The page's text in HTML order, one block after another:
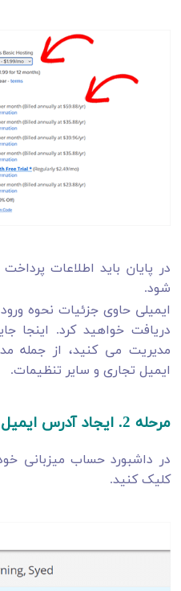
در پایان باید اطلاعات
شود.
ایمیلی حاوی جزئیات نحوه
دریافت خواهید کرد.
مدیریت می کنید، از
ایمیل تجاری و سایر تنظیمات.
مرحله 2. ایجاد آدرس ایمیل کسب و کار رایگان شما
کلیک کنید.